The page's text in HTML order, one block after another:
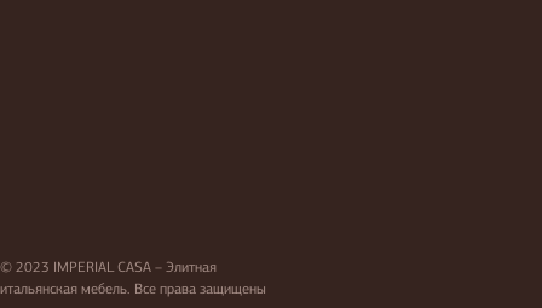
© 2023 IMPERIAL CASA – Элитная
итальянская мебель. Все права защищены